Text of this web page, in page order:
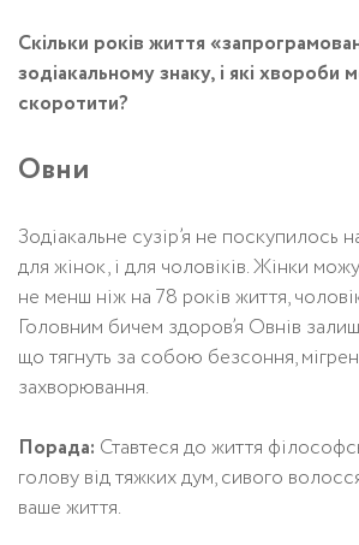
Скільки років життя
зодіакальному знаку, і які хвороби
скоротити?
Овни
Зодіакальне сузір’я не поскупилось
для жінок, і для чоловіків. Жінки
не менш ніж на 78 років життя,
Головним бичем здоров’я Овнів
що тягнуть за собою безсоння,
захворювання.
Порада: Ставтеся до життя
голову від тяжких дум, сивого
ваше життя.